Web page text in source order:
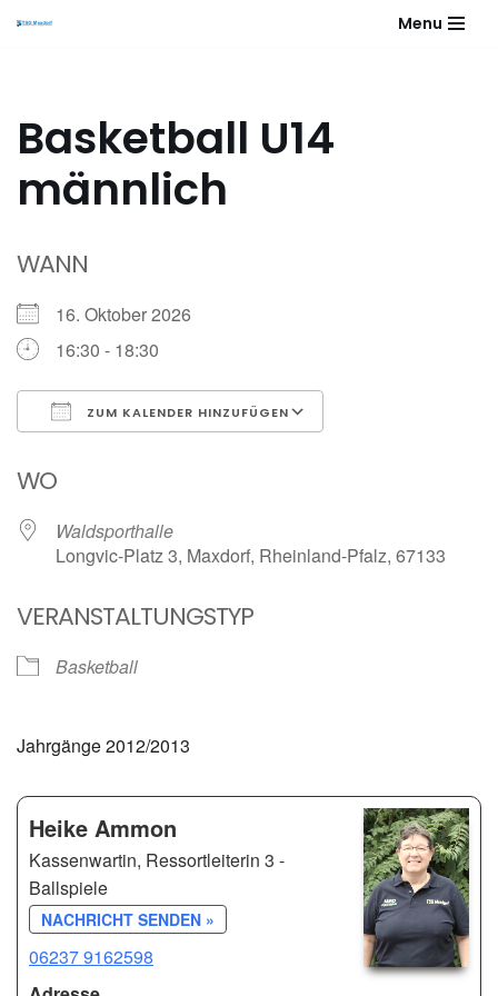
Menu
Basketball U14
männlich
WANN
16. Oktober 2026
16:30 - 18:30
ZUM KALENDER HINZUFÜGEN
WO
Waldsporthalle
Longvic-Platz 3, Maxdorf, Rheinland-Pfalz, 67133
VERANSTALTUNGSTYP
Basketball
Jahrgänge 2012/2013
Heike Ammon
Kassenwartin, Ressortleiterin 3 -
Ballspiele
NACHRICHT SENDEN »
06237 9162598